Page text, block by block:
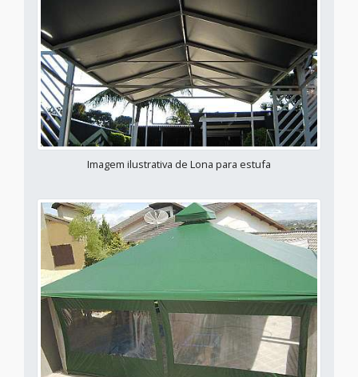
Imagem ilustrativa de Lona para estufa